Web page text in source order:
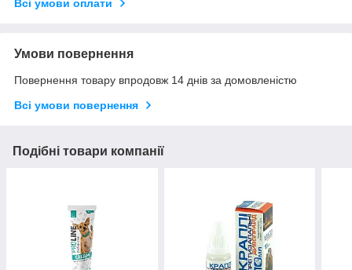
Всі умови оплати
Умови повернення
Повернення товару впродовж 14 днів за домовленістю
Всі умови повернення
Подібні товари компанії